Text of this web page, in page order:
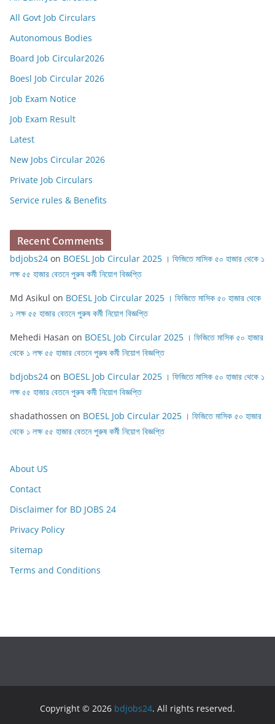
All Govt Job Circulars
Autonomous Bodies
Board Job Circular2026
Boesl Job Circular 2026
Job Exam Notice
Job Exam Result
Latest
New Jobs Circular 2026
Private Job Circulars
Service rules & Benefits
Recent Comments
bdjobs24 on BOESL Job Circular 2025 । ফিজিতে মাসিক ৫০ হাজার থেকে ১
লক্ষ ৫৫ হাজার বেতনে পুরুষ কর্মী নিয়োগ বিজ্ঞপ্তি
Md Asikul on BOESL Job Circular 2025 । ফিজিতে মাসিক ৫০ হাজার থেকে
১ লক্ষ ৫৫ হাজার বেতনে পুরুষ কর্মী নিয়োগ বিজ্ঞপ্তি
Mehedi Hasan on BOESL Job Circular 2025 । ফিজিতে মাসিক ৫০ হাজার
থেকে ১ লক্ষ ৫৫ হাজার বেতনে পুরুষ কর্মী নিয়োগ বিজ্ঞপ্তি
bdjobs24 on BOESL Job Circular 2025 । ফিজিতে মাসিক ৫০ হাজার থেকে ১
লক্ষ ৫৫ হাজার বেতনে পুরুষ কর্মী নিয়োগ বিজ্ঞপ্তি
shadathossen on BOESL Job Circular 2025 । ফিজিতে মাসিক ৫০ হাজার
থেকে ১ লক্ষ ৫৫ হাজার বেতনে পুরুষ কর্মী নিয়োগ বিজ্ঞপ্তি
About US
Contact
Disclaimer for BD JOBS 24
Privacy Policy
sitemap
Terms and Conditions
Copyright © 2026 bdjobs24. All rights reserved.